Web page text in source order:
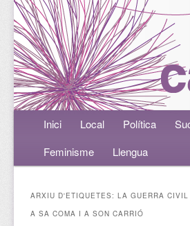
Menú principalAneu al contingut principal
Aneu al contingut secundari
Inici Local Política
Feminisme
Llengua
ARXIU D'ETIQUETES:LA GUERRA
A SA COMA I A SON CARRIÓ